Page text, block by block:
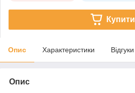
Купити
Опис Характеристики
Опис